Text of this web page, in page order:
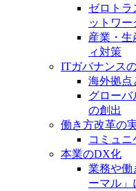
ゼロトラ
ットワー
産業・生
ィ対策
ITガバナンス
海外拠点
グローバ
の創出
働き方改革の
コミュ
本業のDX化
業務や働
ーマル」